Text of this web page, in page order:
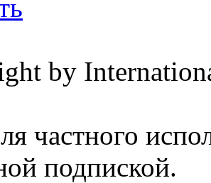
by
частного
подпиской.